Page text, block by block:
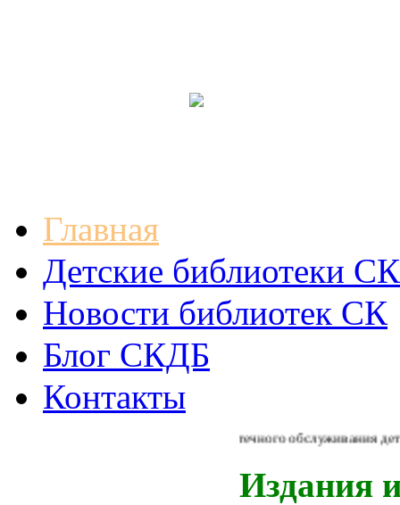
Главная
Детские библиотеки СК
Новости библиотек СК
Блог СКДБ
Контакты
Из Концепции библиотечного обслуживания
Издания